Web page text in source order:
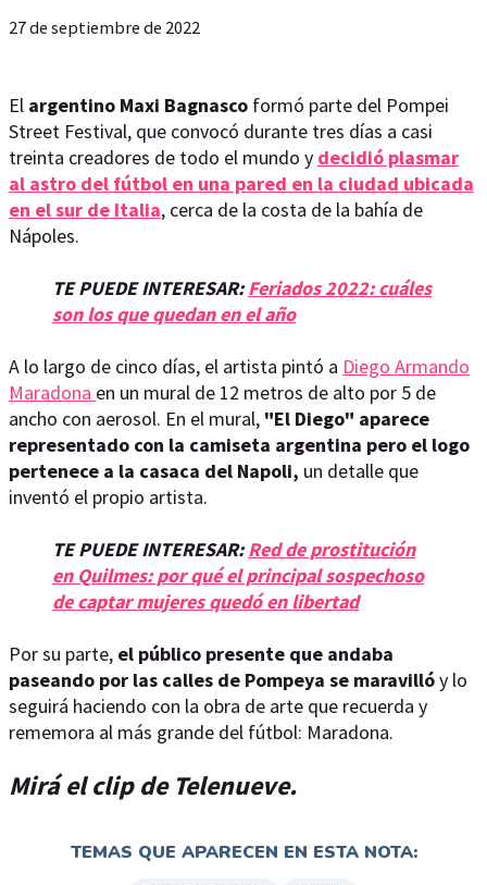
27 de septiembre de 2022
El argentino Maxi Bagnasco formó parte del Pompei
Street Festival, que convocó durante tres días a casi
treinta creadores de todo el mundo y decidió plasmar
al astro del fútbol en una pared en la ciudad ubicada
en el sur de Italia, cerca de la costa de la bahía de
Nápoles.
TE PUEDE INTERESAR:Feriados 2022: cuáles
son los que quedan en el año
A lo largo de cinco días, el artista pintó a Diego Armando
Maradona en un mural de 12 metros de alto por 5 de
ancho con aerosol. En el mural, "El Diego" aparece
representado con la camiseta argentina pero el logo
pertenece a la casaca del Napoli, un detalle que
inventó el propio artista.
TE PUEDE INTERESAR:Red de prostitución
en Quilmes: por qué el principal sospechoso
de captar mujeres quedó en libertad
Por su parte, el público presente que andaba
paseando por las calles de Pompeya se maravillóy lo
seguirá haciendo con la obra de arte que recuerda y
rememora al más grande del fútbol: Maradona.
Mirá el clip de Telenueve.
TEMAS QUE APARECEN EN ESTA NOTA: